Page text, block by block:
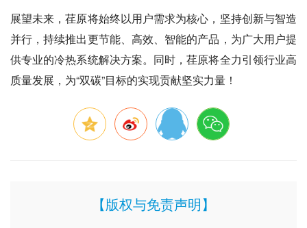
展望未来，荏原将始终以用户需求为核心，坚持创新与智造
并行，持续推出更节能、高效、智能的产品，为广大用户提
供专业的冷热系统解决方案。同时，荏原将全力引领行业高
质量发展，为“双碳”目标的实现贡献坚实力量！
【版权与免责声明】